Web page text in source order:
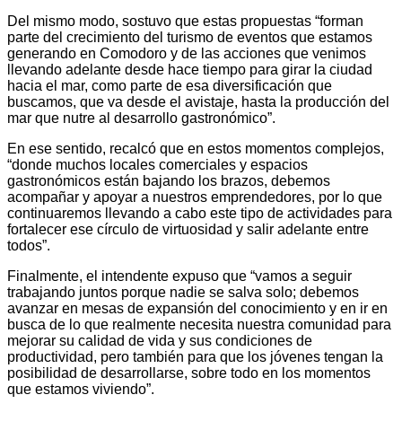
Del mismo modo, sostuvo que estas propuestas “forman
parte del crecimiento del turismo de eventos que estamos
generando en Comodoro y de las acciones que venimos
llevando adelante desde hace tiempo para girar la ciudad
hacia el mar, como parte de esa diversificación que
buscamos, que va desde el avistaje, hasta la producción del
mar que nutre al desarrollo gastronómico”.
En ese sentido, recalcó que en estos momentos complejos,
“donde muchos locales comerciales y espacios
gastronómicos están bajando los brazos, debemos
acompañar y apoyar a nuestros emprendedores, por lo que
continuaremos llevando a cabo este tipo de actividades para
fortalecer ese círculo de virtuosidad y salir adelante entre
todos”.
Finalmente, el intendente expuso que “vamos a seguir
trabajando juntos porque nadie se salva solo; debemos
avanzar en mesas de expansión del conocimiento y en ir en
busca de lo que realmente necesita nuestra comunidad para
mejorar su calidad de vida y sus condiciones de
productividad, pero también para que los jóvenes tengan la
posibilidad de desarrollarse, sobre todo en los momentos
que estamos viviendo”.